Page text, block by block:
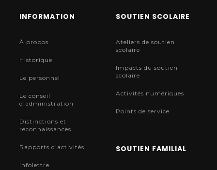
INFORMATION
À propos
Historique
Le personnel
Le conseil
d’administration
Distinctions et
reconnaissances
Rapports d’activités
Infolettre
SOUTIEN SCOLAIRE
Ateliers de soutien
scolaire
Impacts du soutien
scolaire
Activités numériques
Points de service
SOUTIEN FAMILIAL